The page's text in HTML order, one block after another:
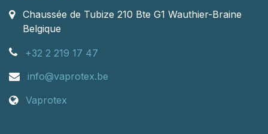
Chaussée de Tubize 210 Bte G1 Wauthier-Braine
Belgique
+32 2 219 17 47
info@vaprotex.be
Vaprotex